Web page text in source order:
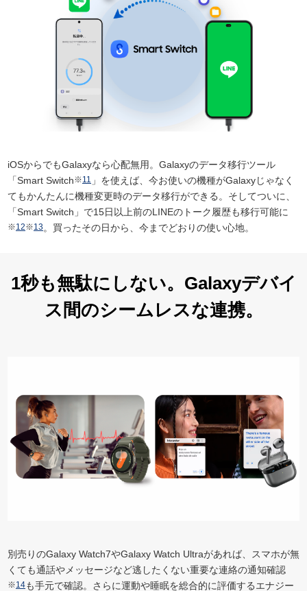
iOSからでもGalaxyなら心配無用。Galaxyのデータ移行ツール
「Smart Switch※11 」を使えば、今お使いの機種がGalaxyじゃなく
てもかんたんに機種変更時のデータ移行ができる。そしてついに、
「Smart Switch」で15日以上前のLINEのトーク履歴も移行可能に
※12※13。買ったその日から、今までどおりの使い心地。
1秒も無駄にしない。 Galaxyデバイ
ス間のシームレスな連携。
別売りのGalaxy Watch7やGalaxy Watch Ultraがあれば、スマホが無
くても通話やメッセージなど逃したくない重要な連絡の通知確認
※14も手元で確認。さらに運動や睡眠を総合的に評価するエナジー